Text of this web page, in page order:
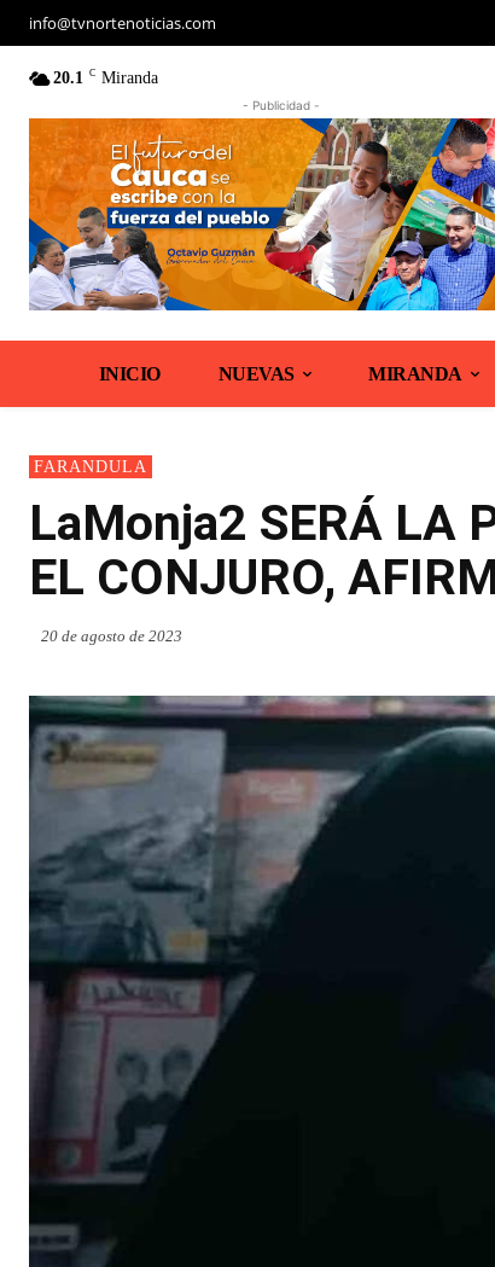
info@tvnortenoticias.com
20.1 C Miranda
- Publicidad -
INICIO NUEVAS MIRANDA
FARANDULA
LaMonja2 SERÁ LA
EL CONJURO,
20 de agosto de 2023